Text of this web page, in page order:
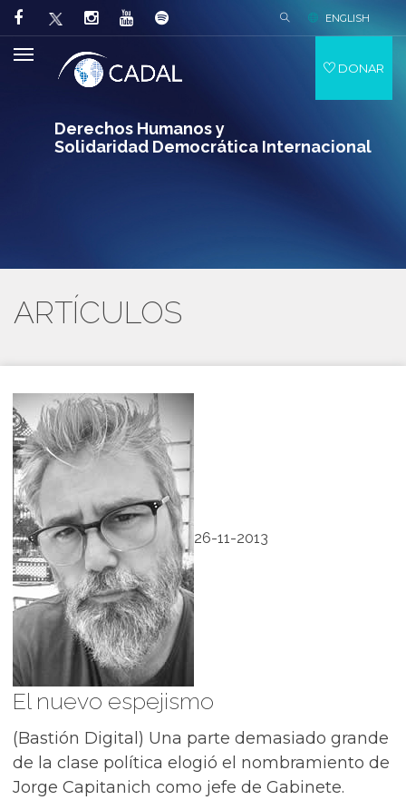
Derechos Humanos y
Solidaridad Democrática Internacional
ENGLISH
DONAR
ARTÍCULOS
26-11-2013
El nuevo espejismo
(Bastión Digital) Una parte demasiado grande
de la clase política elogió el nombramiento de
Jorge Capitanich como jefe de Gabinete.